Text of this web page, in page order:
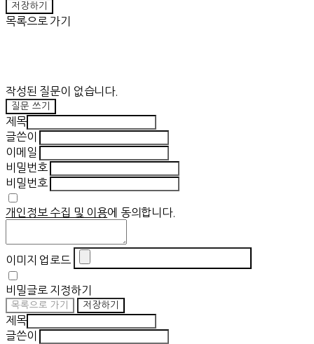
저장하기
목록으로 가기
작성된 질문이 없습니다.
질문 쓰기
제목
글쓴이
이메일
비밀번호
비밀번호
개인정보 수집 및 이용에 동의합니다.
이미지 업로드
비밀글로 지정하기
목록으로 가기 저장하기
제목
글쓴이